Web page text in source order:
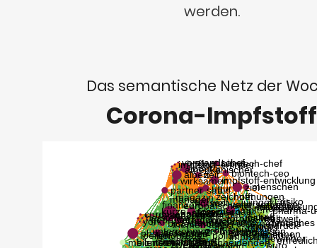
werden.
Das semantische Netz der
Corona-Impfstoff